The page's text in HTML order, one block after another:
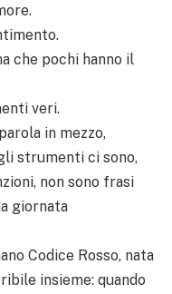
che pochi hanno il
veri.
in mezzo,
strumenti ci sono,
non sono frasi
giornata
Codice Rosso, nata
insieme: quando